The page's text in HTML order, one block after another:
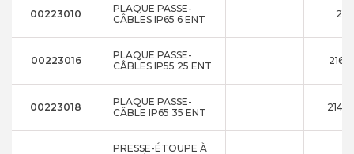
00223010
PLAQUE PASSE-
CÂBLES IP65 6 ENT
00223016
PLAQUE PASSE-
CÂBLES IP55 25 ENT
00223018
PLAQUE PASSE-
CÂBLE IP65 35 ENT
PRESSE-ÉTOUPE À